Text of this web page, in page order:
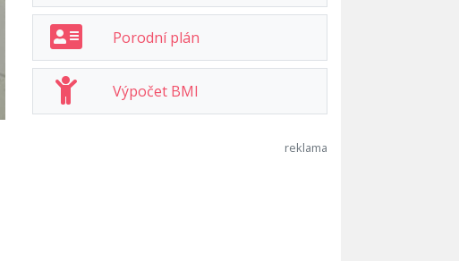
Porodní plán
Výpočet BMI